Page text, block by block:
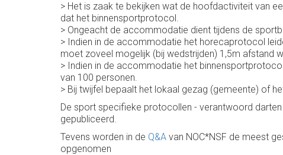
> Het is zaak te bekijken wat de hoofdactiviteit van
dat het binnensportprotocol.
> Ongeacht de accommodatie dient tijdens de
> Indien in de accommodatie het horecaprotocol
moet zoveel mogelijk (bij wedstrijden) 1,5m afstand
> Indien in de accommodatie het
van 100 personen.
> Bij twijfel bepaalt het lokaal gezag (gemeente) of
De sport specifieke protocollen - verantwoord
gepubliceerd.
Tevens worden in de Q&A van NOC*NSF de meest
opgenomen